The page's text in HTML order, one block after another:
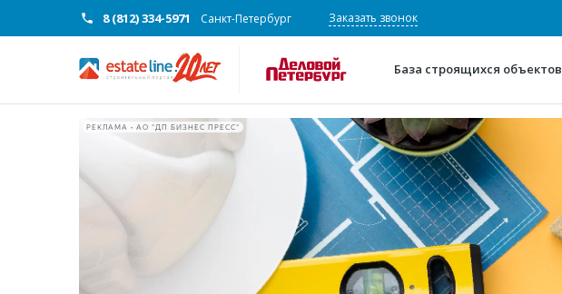
8 (812) 334-5971 Санкт-Петербург Заказать звонок
База строящихся объектов
РЕКЛАМА • АО "ДП БИЗНЕС ПРЕСС"